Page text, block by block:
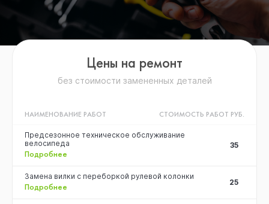
Цены на ремонт
без стоимости замененных деталей
НАИМЕНОВАНИЕ РАБОТ СТОИМОСТЬ РАБОТ РУБ.
Предсезонное техническое обслуживание
велосипеда
Подробнее
35
Замена вилки с переборкой рулевой колонки
Подробнее 25